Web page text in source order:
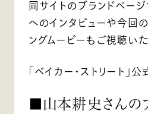
同サイトのブランドペー
へのインタビューや今回
ングムービーもご視聴いた
「ベイカー・ストリート」
■山本耕史さんの